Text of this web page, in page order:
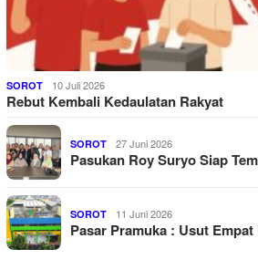
SOROT 10 Juli 2026
Rebut Kembali Kedaulatan Rakyat
SOROT 27 Juni 2026
Pasukan Roy Suryo Siap
SOROT 11 Juni 2026
Pasar Pramuka : Usut